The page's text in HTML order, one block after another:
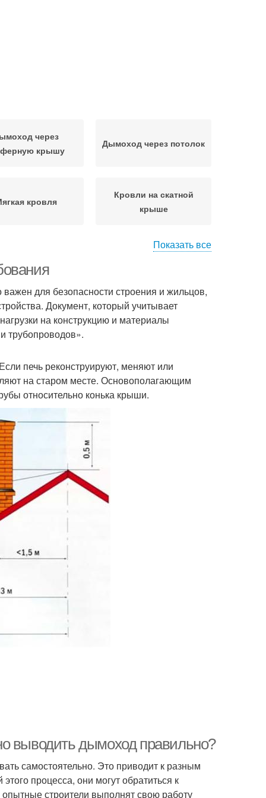
через
крышу
Дымоход через потолок
кровля
Кровли на скатной
крыше
Показать все
для безопасности строения и жильцов,
Документ, который учитывает
на конструкцию и материалы
трубопроводов».
печь реконструируют, меняют или
на старом месте. Основополагающим
относительно конька крыши.
выводить дымоход правильно?
самостоятельно. Это приводит к разным
процесса, они могут обратиться к
строители выполнят свою работу